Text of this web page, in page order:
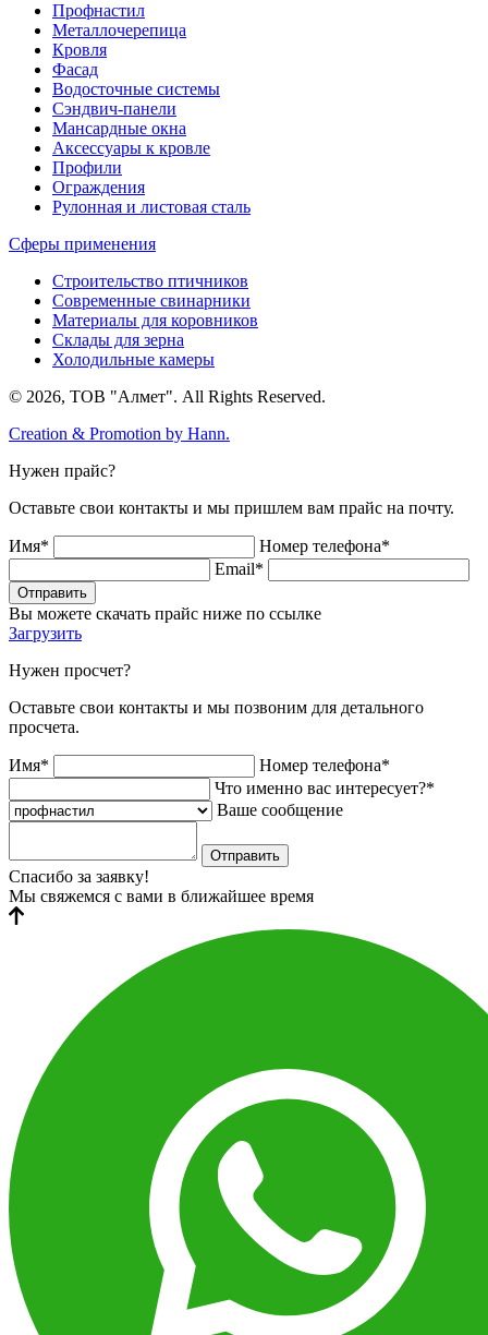
Профнастил
Металлочерепица
Кровля
Фасад
Водосточные системы
Сэндвич-панели
Мансардные окна
Аксессуары к кровле
Профили
Ограждения
Рулонная и листовая сталь
Сферы применения
Строительство птичников
Современные свинарники
Материалы для коровников
Склады для зерна
Холодильные камеры
© 2026, ТОВ "Алмет". All Rights Reserved.
Creation & Promotion by Hann.
Нужен прайс?
Оставьте свои контакты и мы пришлем вам прайс на почту.
Имя*
Номер телефона*
Email*
Отправить
Вы можете скачать прайс ниже по ссылке
Загрузить
Нужен просчет?
Оставьте свои контакты и мы позвоним для детального
просчета.
Имя*
Номер телефона*
Что именно вас интересует?*
Ваше сообщение
Отправить
Спасибо за заявку!
Мы свяжемся с вами в ближайшее время